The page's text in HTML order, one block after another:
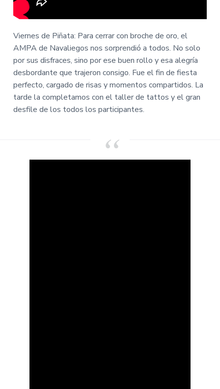
Viernes de Piñata: Para cerrar con broche de oro, el
AMPA de Navaliegos nos sorprendió a todos. No solo
por sus disfraces, sino por ese buen rollo y esa alegría
desbordante que trajeron consigo. Fue el fin de fiesta
perfecto, cargado de risas y momentos compartidos. La
tarde la completamos con el taller de tattos y el gran
desfile de los todos los participantes.